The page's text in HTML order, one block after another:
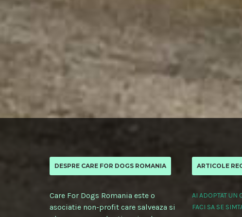
DESPRE CARE FOR DOGS ROMANIA
Care For Dogs Romania este o
asociatie non-profit care salveaza si
ARTICOLE
AI ADOPTAT UN
FACI SA SE